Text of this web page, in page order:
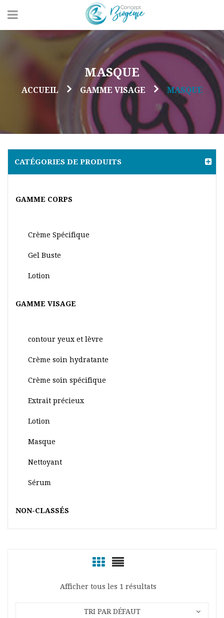
MASQUE
ACCUEIL GAMME VISAGE MASQUE
CATÉGORIES DE PRODUITS
GAMME CORPS
Crème Spécifique
Gel Buste
Lotion
GAMME VISAGE
contour yeux et lèvre
Crème soin hydratante
Crème soin spécifique
Extrait précieux
Lotion
Masque
Nettoyant
Sérum
NON-CLASSÉS
Afficher tous les 1 résultats
TRI PAR DÉFAUT